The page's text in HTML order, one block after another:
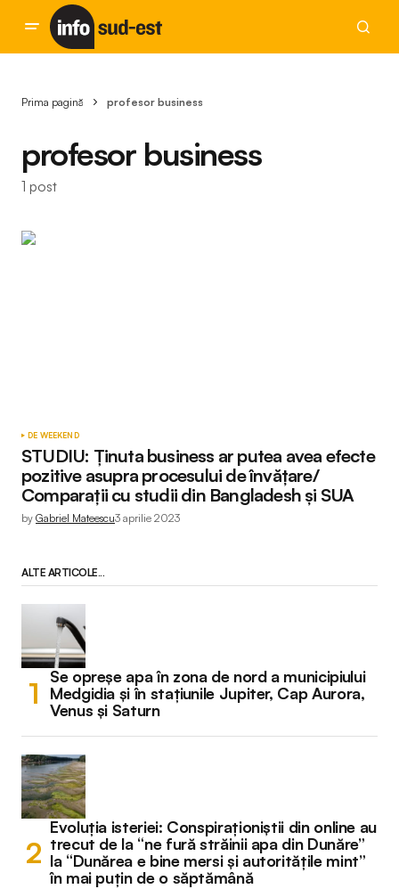
Prima pagină profesor business
profesor business
1 post
DE WEEKEND
STUDIU: Ținuta business ar putea avea efecte
pozitive asupra procesului de învățare/
Comparații cu studii din Bangladesh și SUA
by Gabriel Mateescu3 aprilie 2023
ALTE ARTICOLE...
Se opreșe apa în zona de nord a municipiului
Medgidia și în stațiunile Jupiter, Cap Aurora,
Venus și Saturn
Evoluția isteriei: Conspiraționiștii din online au
trecut de la “ne fură străinii apa din Dunăre”
la “Dunărea e bine mersi și autoritățile mint”
în mai puțin de o săptămână